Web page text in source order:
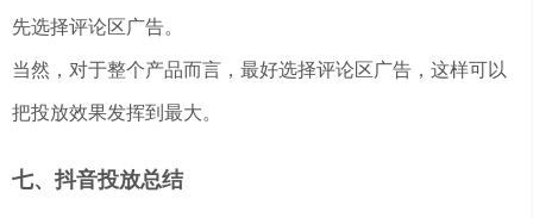
先选择评论区广告。
当然，对于整个产品而言，最好选择评论区广告，这样可以
把投放效果发挥到最大。
七、抖音投放总结